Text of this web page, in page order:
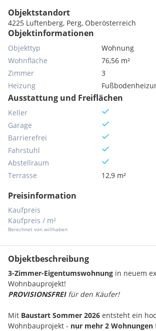
Objektstandort
4225 Luftenberg, Perg, Oberösterreich
Objektinformationen
Objekttyp
Wohnung
Wohnfläche
76,56 m²
Zimmer
3
Heizung
Ausstattung und Freiflächen
Keller
Garage
Barrierefrei
Fahrstuhl
Abstellraum
Terrasse
12,9 m²
Preisinformation
Kaufpreis
Kaufpreis / m²
Berechnet von willhaben
Objektbeschreibung
3-Zimmer-Eigentumswohnung in neuem
Wohnbauprojekt!
PROVISIONSFREI für den Käufer!
Mit Baustart Sommer 2026 entsteht ein
Wohnbauprojekt - nur mehr 2 Wohnungen